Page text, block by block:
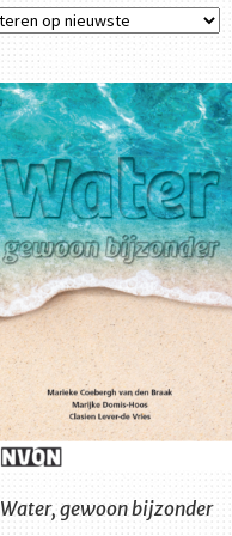
Water, gewoon bijzonder